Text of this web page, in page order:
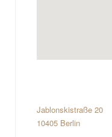
Jablonskistraße 20
10405 Berlin